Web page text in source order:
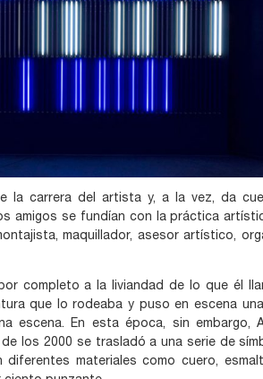
la carrera del artista y, a la vez, da
amigos se fundían con la práctica
maquillador, asesor artístico,
completo a la liviandad de lo que él
que lo rodeaba y puso en escena
escena. En esta época, sin embargo,
los 2000 se trasladó a una serie de
materiales como cuero,